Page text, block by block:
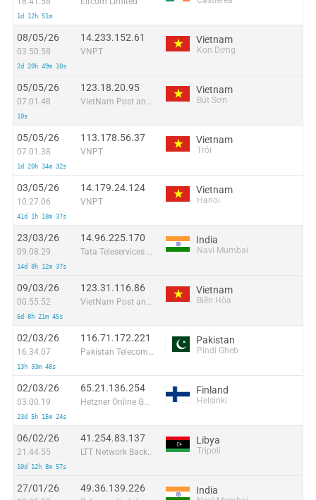
1d 12h 51m
08/05/26
03.50.58
2d 20h 49m 10s
14.233.152.61
VNPT
Vietnam
Kon Dơng
05/05/26
07.01.48
10s
123.18.20.95
VietNam Post and Telecom Corporation
Vietnam
Bút Sơn
05/05/26
07.01.38
1d 20h 34m 32s
113.178.56.37
VNPT
Vietnam
Trôi
03/05/26
10.27.06
41d 1h 18m 37s
14.179.24.124
VNPT
Vietnam
Hanoi
23/03/26
09.08.29
14d 8h 12m 37s
14.96.225.170
Tata Teleservices LTD - Tata Indicom - Cdma Division
India
Navi Mumbai
09/03/26
00.55.52
6d 8h 21m 45s
123.31.116.86
VietNam Post and Telecom Corporation
Vietnam
Biên Hòa
02/03/26
16.34.07
13h 33m 48s
116.71.172.221
Pakistan Telecommuication company limited
Pakistan
Pindi Gheb
02/03/26
03.00.19
23d 5h 15m 24s
65.21.136.254
Hetzner Online GmbH
Finland
Helsinki
06/02/26
21.44.55
10d 12h 8m 57s
41.254.83.137
LTT Network Backbone and POPs
Libya
Tripoli
27/01/26 49.36.139.226 India